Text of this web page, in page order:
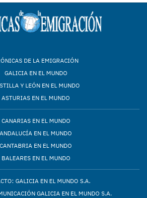
DE LA EMIGRACIÓN
GALICIA EN EL MUNDO
Y LEÓN EN EL MUNDO
ASTURIAS EN EL MUNDO
CANARIAS EN EL MUNDO
ANDALUCÍA EN EL MUNDO
CANTABRIA EN EL MUNDO
BALEARES EN EL MUNDO
GALICIA EN EL MUNDO S.A.
GALICIA EN EL MUNDO S.A.